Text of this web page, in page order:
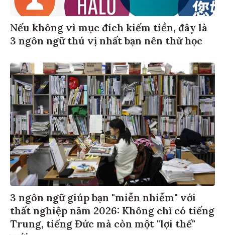
Nếu không vì mục đích kiếm tiền, đây là
3 ngôn ngữ thú vị nhất bạn nên thử học
3 ngôn ngữ giúp bạn "miễn nhiễm" với
thất nghiệp năm 2026: Không chỉ có tiếng
Trung, tiếng Đức mà còn một "lợi thế"